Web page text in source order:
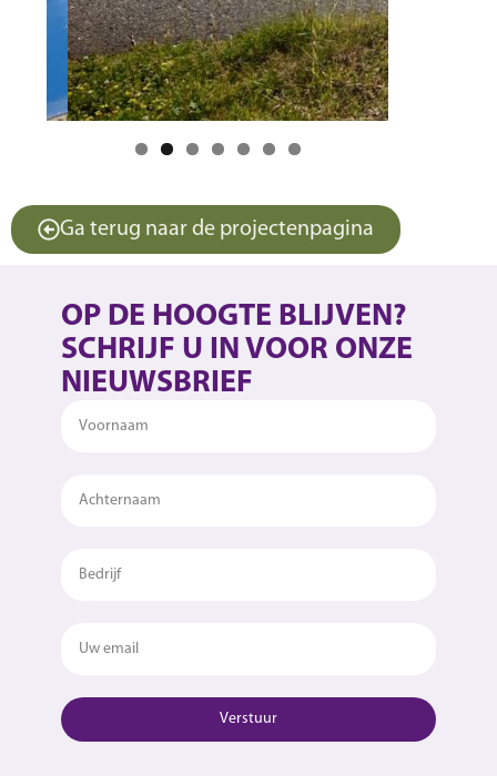
Ga terug naar de projectenpagina
OP DE HOOGTE BLIJVEN?
SCHRIJF U IN VOOR ONZE
NIEUWSBRIEF
Verstuur